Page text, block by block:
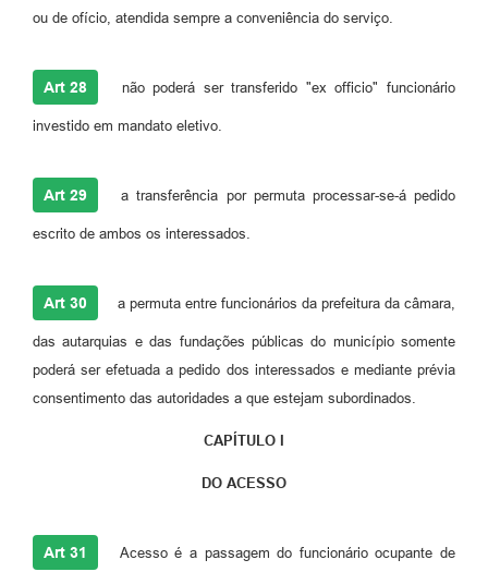
ou de ofício, atendida sempre a conveniência do serviço.
Art 28 não poderá ser transferido "ex officio" funcionário
investido em mandato eletivo.
Art 29 a transferência por permuta processar-se-á pedido
escrito de ambos os interessados.
Art 30 a permuta entre funcionários da prefeitura da câmara,
das autarquias e das fundações públicas do município somente
poderá ser efetuada a pedido dos interessados e mediante prévia
consentimento das autoridades a que estejam subordinados.
CAPÍTULO I
DO ACESSO
Art 31 Acesso é a passagem do funcionário ocupante de